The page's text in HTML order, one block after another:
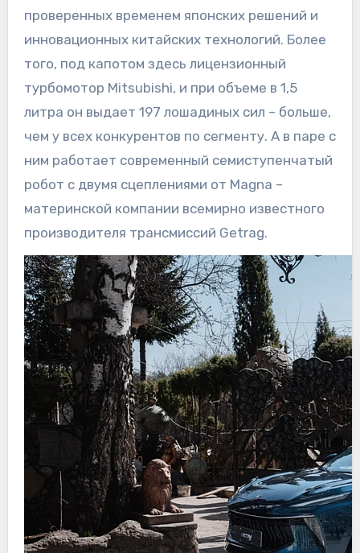
проверенных временем японских решений и
инновационных китайских технологий. Более
того, под капотом здесь лицензионный
турбомотор Mitsubishi, и при объеме в 1,5
литра он выдает 197 лошадиных сил – больше,
чем у всех конкурентов по сегменту. А в паре с
ним работает современный семиступенчатый
робот с двумя сцеплениями от Magna –
материнской компании всемирно известного
производителя трансмиссий Getrag.